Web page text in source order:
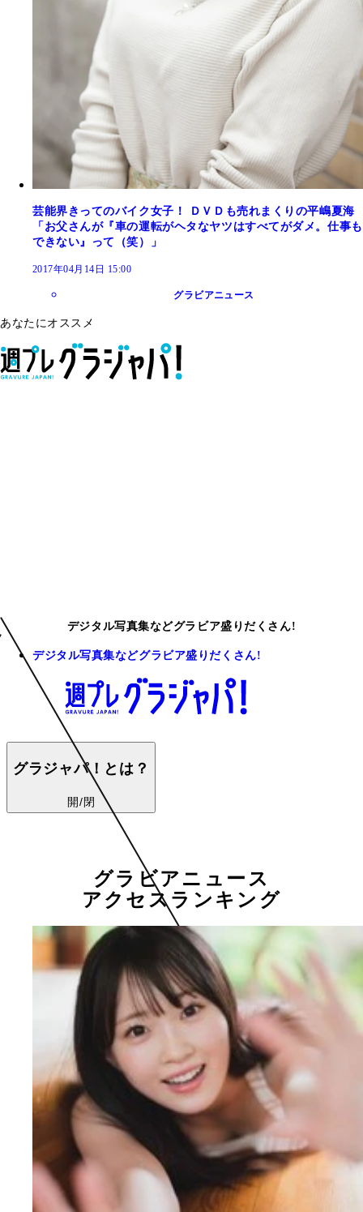
芸能界きってのバイク女子！ ＤＶＤも売れまくりの平嶋夏海
「お父さんが『車の運転がヘタなヤツはすべてがダメ。仕事も
できない』って（笑）」
2017年04月14日 15:00
グラビアニュース
あなたにオススメ
デジタル写真集などグラビア盛りだくさん!
デジタル写真集などグラビア盛りだくさん!
グラジャパ！とは？
開/閉
グラビアニュース
アクセスランキング